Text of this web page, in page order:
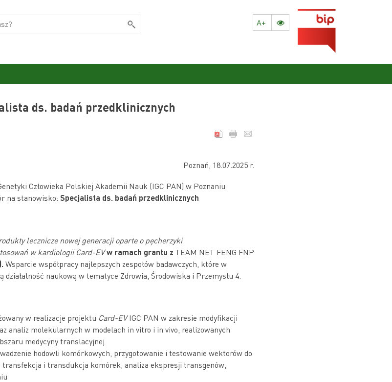
A+
ds. badań przedklinicznych
18.07.2025 r.
Człowieka Polskiej Akademii Nauk (IGC PAN) w Poznaniu
na stanowisko: Specjalista ds. badań przedklinicznych
lecznicze nowej generacji oparte o pęcherzyki
w kardiologii Card-EVw ramach grantu z TEAM NET FENG FNP
Wsparcie współpracy najlepszych zespołów badawczych, które w
naukową w tematyce Zdrowia, Środowiska i Przemysłu 4.
w realizacje projektu Card-EVIGC PAN w zakresie modyfikacji
analiz molekularnych w modelach in vitro i in vivo, realizowanych
medycyny translacyjnej.
hodowli komórkowych, przygotowanie i testowanie wektorów do
transfekcja i transdukcja komórek, analiza ekspresji transgenów,